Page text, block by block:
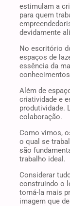
estimulam a
para quem
devidamente
No escritório
espaços de
essência da
Além de
criatividade e
produtividade.
colaboração.
Como vimos,
o qual se
são
trabalho ideal.
Considerar
construindo o
torná-la mais
imagem que